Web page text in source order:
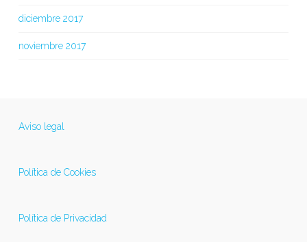
diciembre 2017
noviembre 2017
Aviso legal
Política de Cookies
Política de Privacidad